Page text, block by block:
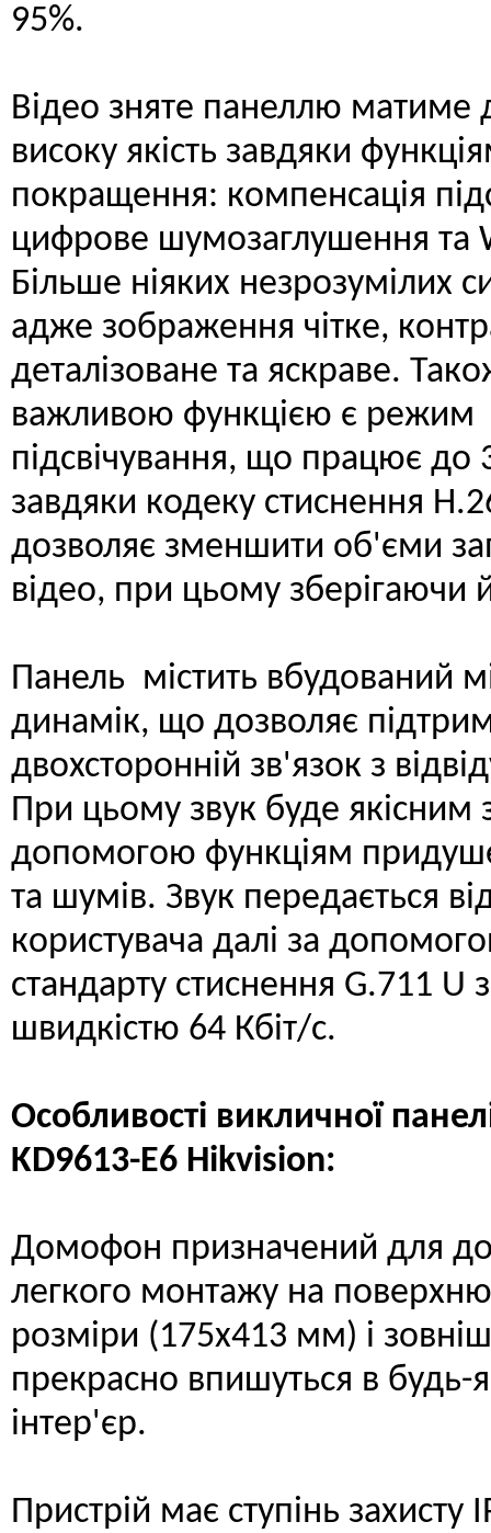
95%.
Відео зняте панеллю матиме
високу якість завдяки
покращення: компенсація
цифрове шумозаглушення та
Більше ніяких незрозумілих
адже зображення чітке,
деталізоване та яскраве.
важливою функцією є режим
підсвічування, що працює до
завдяки кодеку стиснення
дозволяє зменшити об'єми
відео, при цьому зберігаючи
Панель містить вбудований
динамік, що дозволяє
двохсторонній зв'язок з
При цьому звук буде якісним
допомогою функціям
та шумів. Звук передається
користувача далі за
стандарту стиснення G.711 U
швидкістю 64 Кбіт/с.
Особливості викличної
KD9613-E6 Hikvision:
Домофон призначений для
легкого монтажу на
розміри (175х413 мм) і
прекрасно впишуться в будь-
інтер'єр.
Пристрій має ступінь захисту